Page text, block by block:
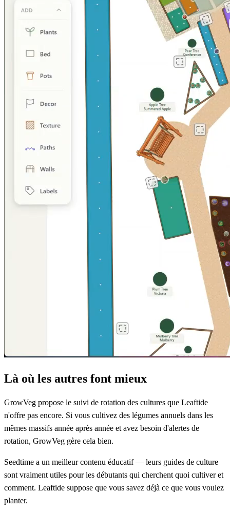
Là où les autres font mieux
GrowVeg propose le suivi de rotation des cultures que Leaftide
n'offre pas encore. Si vous cultivez des légumes annuels dans les
mêmes massifs année après année et avez besoin d'alertes de
rotation, GrowVeg gère cela bien.
Seedtime a un meilleur contenu éducatif — leurs guides de culture
sont vraiment utiles pour les débutants qui cherchent quoi cultiver et
comment. Leaftide suppose que vous savez déjà ce que vous voulez
planter.